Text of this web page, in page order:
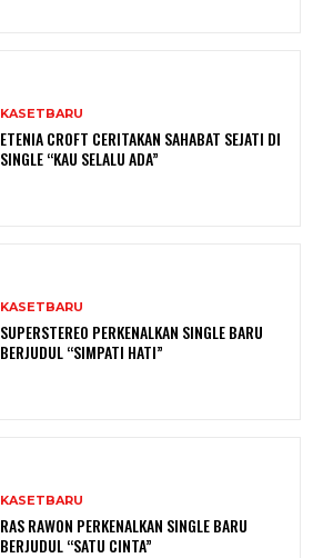
KASETBARU
ETENIA CROFT CERITAKAN SAHABAT SEJATI DI
SINGLE “KAU SELALU ADA”
KASETBARU
SUPERSTEREO PERKENALKAN SINGLE BARU
BERJUDUL “SIMPATI HATI”
KASETBARU
RAS RAWON PERKENALKAN SINGLE BARU
BERJUDUL “SATU CINTA”